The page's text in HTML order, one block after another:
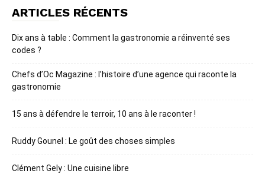
ARTICLES RÉCENTS
Dix ans à table : Comment la gastronomie a réinventé ses
codes ?
Chefs d’Oc Magazine : l’histoire d’une agence qui raconte la
gastronomie
15 ans à défendre le terroir, 10 ans à le raconter !
Ruddy Gounel : Le goût des choses simples
Clément Gely : Une cuisine libre